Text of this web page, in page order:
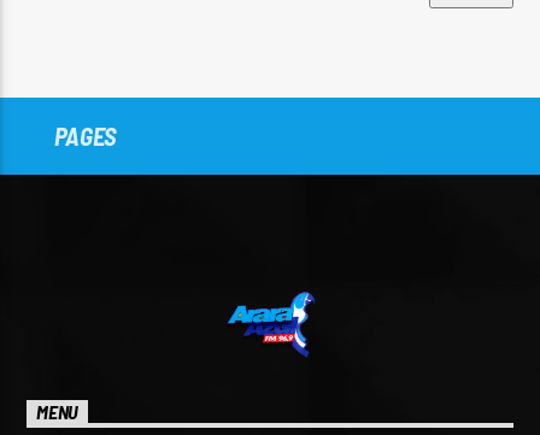
PAGES
MENU